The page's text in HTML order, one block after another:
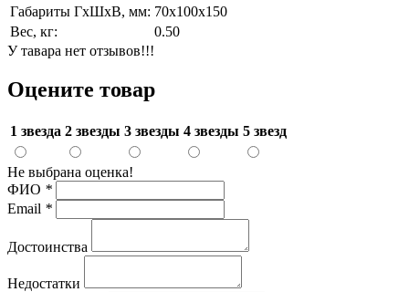
Габариты ГхШхВ, мм: 70х100х150
Вес, кг:
0.50
У тавара нет отзывов!!!
Оцените товар
1 звезда 2 звезды 3 звезды 4 звезды 5 звезд
Не выбрана оценка!
ФИО *
Email *
Достоинства
Недостатки